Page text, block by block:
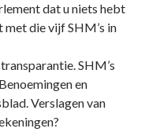
dat u niets hebt
met die vijf SHM’s in
SHM’s
en
Verslagen van